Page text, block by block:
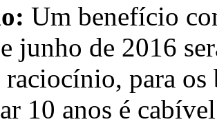
Um benefício
junho de 2016
para os
10 anos é